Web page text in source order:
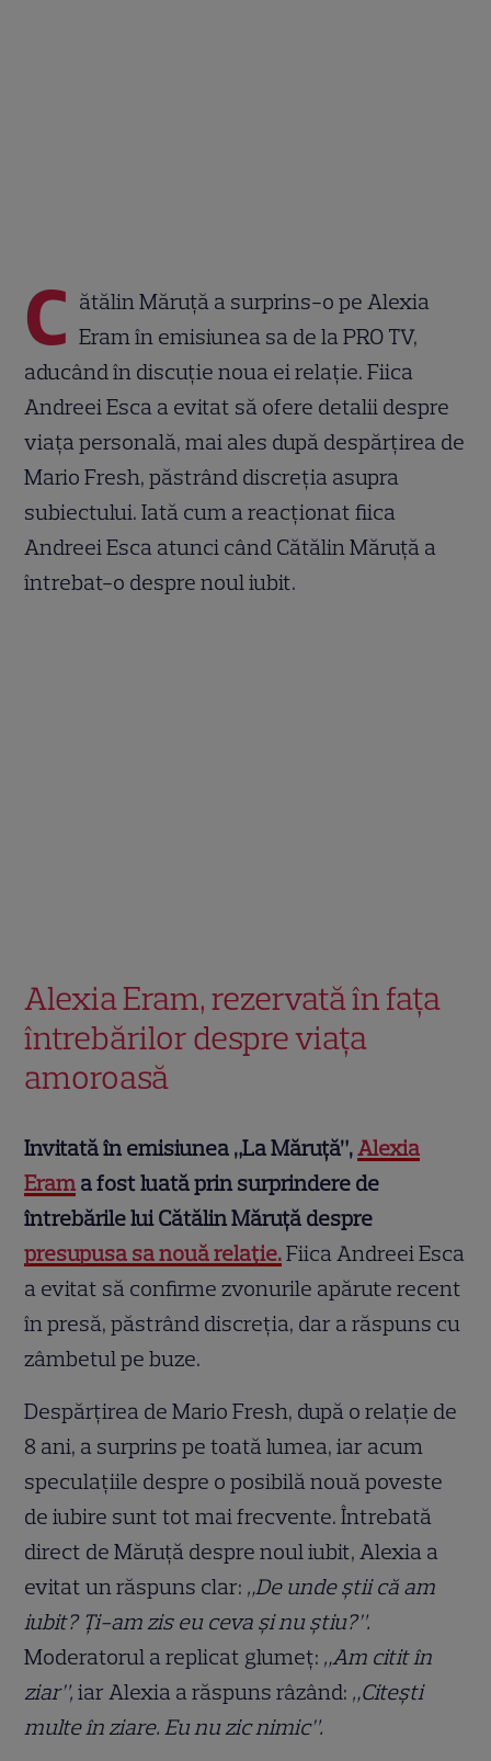
C ătălin Măruță a surprins-o pe Alexia
Eram în emisiunea sa de la PRO TV,
aducând în discuție noua ei relație. Fiica
Andreei Esca a evitat să ofere detalii despre
viața personală, mai ales după despărțirea de
Mario Fresh, păstrând discreția asupra
subiectului. Iată cum a reacționat fiica
Andreei Esca atunci când Cătălin Măruță a
întrebat-o despre noul iubit.
Alexia Eram, rezervată în fața
întrebărilor despre viața
amoroasă
Invitată în emisiunea „La Măruță”,Alexia
Eram a fost luată prin surprindere de
întrebările lui Cătălin Măruță despre
presupusa sa nouă relație.Fiica Andreei Esca
a evitat să confirme zvonurile apărute recent
în presă, păstrând discreția, dar a răspuns cu
zâmbetul pe buze.
Despărțirea de Mario Fresh, după o relație de
8 ani, a surprins pe toată lumea, iar acum
speculațiile despre o posibilă nouă poveste
de iubire sunt tot mai frecvente. Întrebată
direct de Măruță despre noul iubit, Alexia a
evitat un răspuns clar: „De unde știi că am
iubit? Ți-am zis eu ceva și nu știu?”.
Moderatorul a replicat glumeț: „Am citit în
ziar”, iar Alexia a răspuns râzând: „Citești
multe în ziare. Eu nu zic nimic”.